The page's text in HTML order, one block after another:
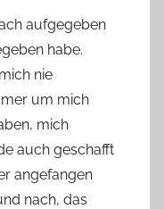
aufgegeben
habe.
nie
um mich
mich
auch geschafft
angefangen
nach, das